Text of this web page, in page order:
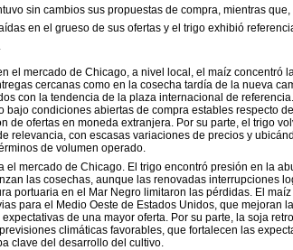
sin cambios sus propuestas de compra, mientras que,
en el grueso de sus ofertas y el trigo exhibió
el mercado de Chicago, a nivel local, el maíz concentró
cercanas como en la cosecha tardía de la nueva
con la tendencia de la plaza internacional de
bajo condiciones abiertas de compra estables respecto
de ofertas en moneda extranjera. Por su parte, el trigo
relevancia, con escasas variaciones de precios y
de volumen operado.
el mercado de Chicago. El trigo encontró presión en la
las cosechas, aunque las renovadas interrupciones
portuaria en el Mar Negro limitaron las pérdidas. El
para el Medio Oeste de Estados Unidos, que mejoran
de una mayor oferta. Por su parte, la soja
climáticas favorables, que fortalecen las
clave del desarrollo del cultivo.